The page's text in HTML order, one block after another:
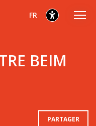
sélectionnés
Français
FR
BEIM
PARTAGER